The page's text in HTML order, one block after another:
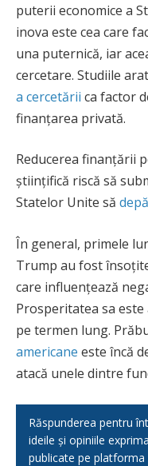
puterii economice a
inova este cea care
una puternică, iar
cercetare. Studiile
a cercetării ca factor
finanțarea privată.
Reducerea finanțării
științifică riscă să
Statelor Unite să
În general, primele
Trump au fost
care influențează
Prosperitatea sa
pe termen lung.
americane este încă
atacă unele dintre
Răspunderea pentru
ideile și opiniile
publicate pe platforma